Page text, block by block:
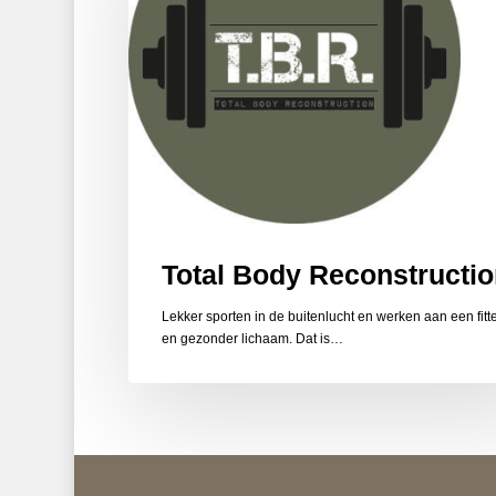
Total Body
Lekker sporten in de buitenlucht en werken aan een
en gezonder lichaam. Dat is…